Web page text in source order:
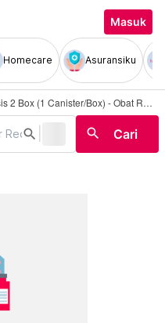
Masuk
Homecare Asuransiku
Seretide Inhaler 25/50 mcg 120 Dosis 2 Box (1 Canister/Box) - Obat Rutin
search search Cari